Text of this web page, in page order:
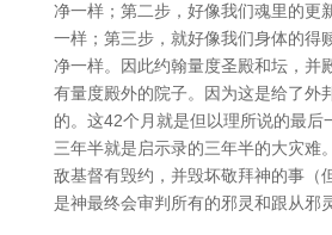
净一样；第二步，好像我们魂里的更
一样；第三步，就好像我们身体的得
净一样。因此约翰量度圣殿和坛，并
有量度殿外的院子。因为这是给了外
的。这42个月就是但以理所说的最后
三年半就是启示录的三年半的大灾难
敌基督有毁约，并毁坏敬拜神的事（
是神最终会审判所有的邪灵和跟从邪